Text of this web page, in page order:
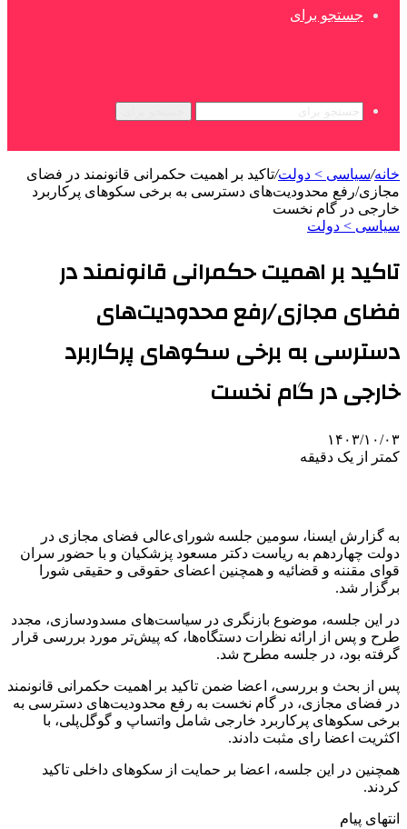
جستجو برای
خانه/سیاسی > دولت/تاکید بر اهمیت حکمرانی قانونمند در فضای
مجازی/رفع محدودیت‌های دسترسی به برخی سکوهای پرکاربرد
خارجی در گام نخست
سیاسی > دولت
تاکید بر اهمیت حکمرانی قانونمند در
فضای مجازی/رفع محدودیت‌های
دسترسی به برخی سکوهای پرکاربرد
خارجی در گام نخست
۱۴۰۳/۱۰/۰۳
کمتر از یک دقیقه
به گزارش ایسنا، سومین جلسه شورای‌عالی فضای مجازی در
دولت چهاردهم به ریاست دکتر مسعود پزشکیان و با حضور سران
قوای مقننه و قضائیه و همچنین اعضای حقوقی و حقیقی شورا
برگزار شد.
در این جلسه، موضوع بازنگری در سیاست‌های مسدودسازی، مجدد
طرح و پس از ارائه نظرات دستگاه‌ها، که پیش‌تر مورد بررسی قرار
گرفته بود، در جلسه مطرح شد.
پس از بحث و بررسی، اعضا ضمن تاکید بر اهمیت حکمرانی قانونمند
در فضای مجازی، در گام نخست به رفع محدودیت‌های دسترسی به
برخی سکوهای پرکاربرد خارجی شامل واتساپ و گوگل‌پلی، با
اکثریت اعضا رای مثبت دادند.
همچنین در این جلسه، اعضا بر حمایت از سکوهای داخلی تاکید
کردند.
انتهای پیام